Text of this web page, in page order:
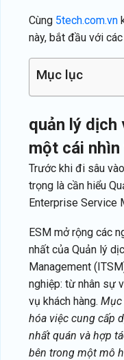
Cùng 5tech.com.vn
này, bắt đầu với
Mục lục
quản lý dịch
một cái
Trước khi đi sâu
trọng là cần hiểu
Enterprise Service
ESM mở rộng các
nhất của Quản lý
Management
nghiệp: từ nhân sự
vụ khách hàng. Mục
hóa việc cung cấp
nhất quán và hợp
bên trong một mô